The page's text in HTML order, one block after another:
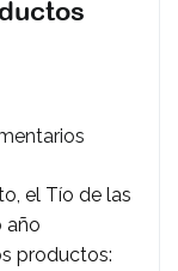
en
el
de
el Tío de las
año
productos: